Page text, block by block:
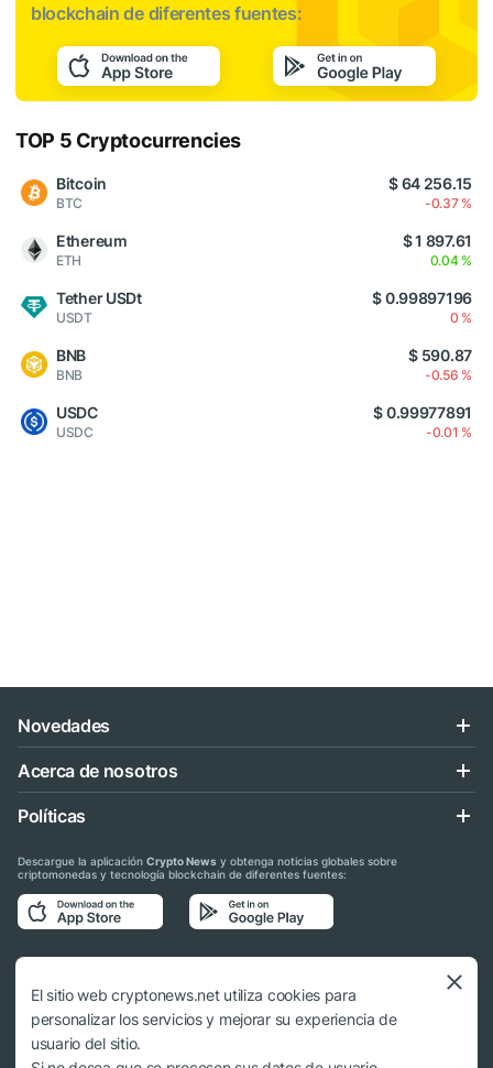
blockchain de diferentes fuentes:
TOP 5 Cryptocurrencies
Bitcoin
BTC
$ 64 256.15
-0.37 %
Ethereum
ETH
$ 1 897.61
0.04 %
Tether USDt
USDT
$ 0.99897196
0 %
BNB
BNB
$ 590.87
-0.56 %
USDC
USDC
$ 0.99977891
-0.01 %
Novedades
Acerca de nosotros
Políticas
Descargue la aplicación Crypto News y obtenga noticias globales sobre
criptomonedas y tecnología blockchain de diferentes fuentes:
Síganos en las redes sociales
El sitio web cryptonews.net utiliza cookies para
personalizar los servicios y mejorar su experiencia de
usuario del sitio.